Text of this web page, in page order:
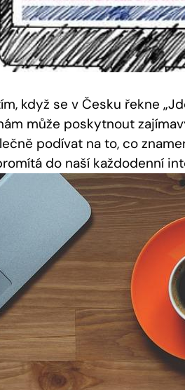
když se v Česku řekne
může poskytnout
podívat na to, co
do naší každodenní